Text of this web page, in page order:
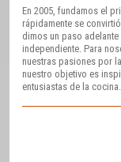
En 2005, fundamos el
rápidamente se
dimos un paso
independiente. Para
nuestras pasiones por
nuestro objetivo es
entusiastas de la cocina.